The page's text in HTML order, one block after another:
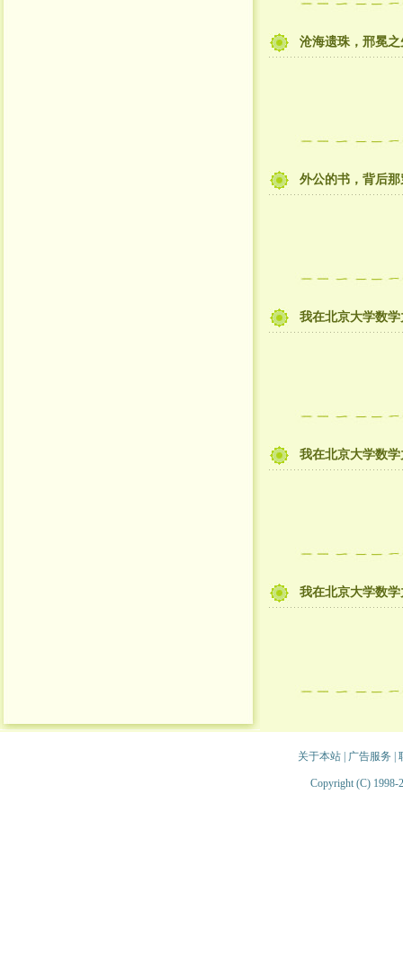
沧海遗珠，邢冕
外公的书，背后
我在北京大学数
我在北京大学数
我在北京大学数
关于本站| 广告服务
Copyright (C) 1998-